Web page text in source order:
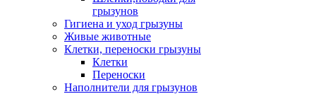
грызунов
Гигиена и уход грызуны
Живые животные
Клетки, переноски грызуны
Клетки
Переноски
Наполнители для грызунов